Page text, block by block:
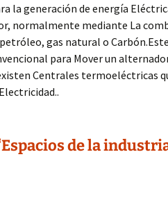
la generación de energía
normalmente mediante La
gas natural o
para Mover un
Centrales termoeléctricas
de la